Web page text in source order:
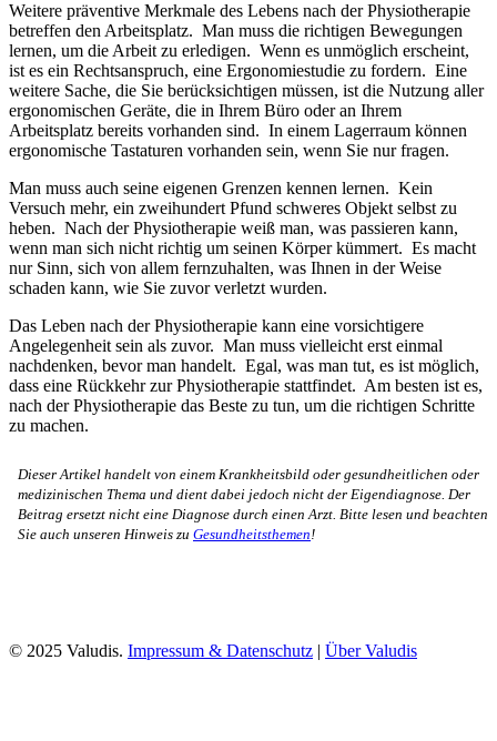
Weitere präventive Merkmale des Lebens nach der Physiotherapie
betreffen den Arbeitsplatz. Man muss die richtigen Bewegungen
lernen, um die Arbeit zu erledigen. Wenn es unmöglich erscheint,
ist es ein Rechtsanspruch, eine Ergonomiestudie zu fordern. Eine
weitere Sache, die Sie berücksichtigen müssen, ist die Nutzung aller
ergonomischen Geräte, die in Ihrem Büro oder an Ihrem
Arbeitsplatz bereits vorhanden sind. In einem Lagerraum können
ergonomische Tastaturen vorhanden sein, wenn Sie nur fragen.
Man muss auch seine eigenen Grenzen kennen lernen. Kein
Versuch mehr, ein zweihundert Pfund schweres Objekt selbst zu
heben. Nach der Physiotherapie weiß man, was passieren kann,
wenn man sich nicht richtig um seinen Körper kümmert. Es macht
nur Sinn, sich von allem fernzuhalten, was Ihnen in der Weise
schaden kann, wie Sie zuvor verletzt wurden.
Das Leben nach der Physiotherapie kann eine vorsichtigere
Angelegenheit sein als zuvor. Man muss vielleicht erst einmal
nachdenken, bevor man handelt. Egal, was man tut, es ist möglich,
dass eine Rückkehr zur Physiotherapie stattfindet. Am besten ist es,
nach der Physiotherapie das Beste zu tun, um die richtigen Schritte
zu machen.
Dieser Artikel handelt von einem Krankheitsbild oder gesundheitlichen oder
medizinischen Thema und dient dabei jedoch nicht der Eigendiagnose. Der
Beitrag ersetzt nicht eine Diagnose durch einen Arzt. Bitte lesen und beachten
Sie auch unseren Hinweis zu Gesundheitsthemen!
© 2025 Valudis. Impressum & Datenschutz Über Valudis